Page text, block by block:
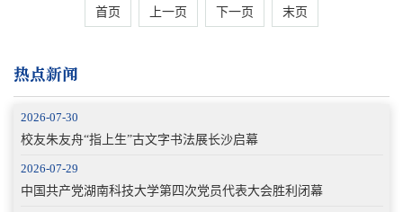
首页 上一页 下一页 末页
热点新闻
2026-07-30
校友朱友舟“指上生”古文字书法展长沙启幕
2026-07-29
中国共产党湖南科技大学第四次党员代表大会胜利闭幕